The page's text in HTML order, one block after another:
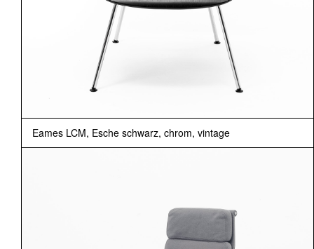
Eames LCM, Esche schwarz, chrom, vintage